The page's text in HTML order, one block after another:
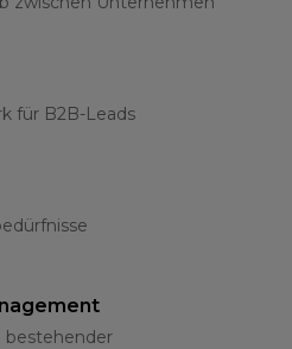
für B2B-Leads
bestehender